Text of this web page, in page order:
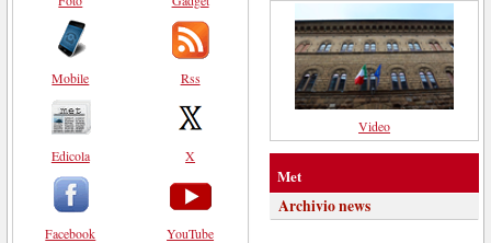
Mobile
Edicola
Facebook
Rss
X
YouTube
Video
Met
Archivio news